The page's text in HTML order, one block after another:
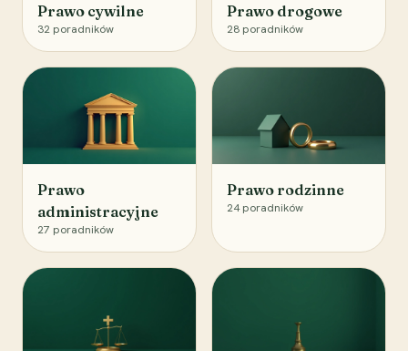
Prawo cywilne
32 poradników
Prawo drogowe
28 poradników
Prawo
administracyjne
27 poradników
Prawo rodzinne
24 poradników